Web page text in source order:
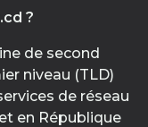
?
de second
niveau (TLD)
de réseau
en République